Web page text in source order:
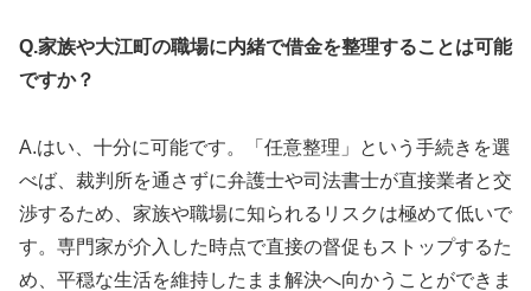
Q.家族や大江町の職場に内緒で借金を整理することは可能
ですか？
A.はい、十分に可能です。「任意整理」という手続きを選
べば、裁判所を通さずに弁護士や司法書士が直接業者と交
渉するため、家族や職場に知られるリスクは極めて低いで
す。専門家が介入した時点で直接の督促もストップするた
め、平穏な生活を維持したまま解決へ向かうことができま